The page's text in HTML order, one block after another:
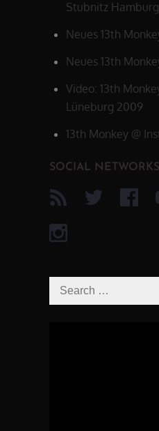
Stubnitz Hamburg
Neues 13th
Neues 13th
Video: 13th
Lüneburg 2009
13th Monkey @
SOCIAL NETWORKS
Search
for: